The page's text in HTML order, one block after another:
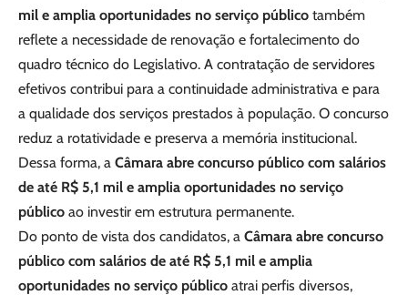
mil e amplia oportunidades no serviço público também
reflete a necessidade de renovação e fortalecimento do
quadro técnico do Legislativo. A contratação de servidores
efetivos contribui para a continuidade administrativa e para
a qualidade dos serviços prestados à população. O concurso
reduz a rotatividade e preserva a memória institucional.
Dessa forma, a Câmara abre concurso público com salários
de até R$ 5,1 mil e amplia oportunidades no serviço
público ao investir em estrutura permanente.
Do ponto de vista dos candidatos, a Câmara abre concurso
público com salários de até R$ 5,1 mil e amplia
oportunidades no serviço público atrai perfis diversos,